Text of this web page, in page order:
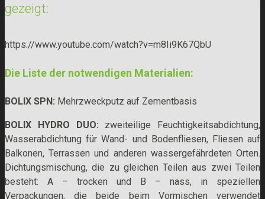
gezeigt:
https://www.youtube.com/watch?v=m8Ii9K67QbU
Die Liste der notwendigen Materialien:
BOLIX SPN: Mehrzweckputz auf Zementbasis
BOLIX HYDRO DUO: zweiteilige Feuchtigkeitsabdichtung,
Wasserabdichtung für Wand- und Bodenfliesen, Fliesen auf
Balkonen, Terrassen und anderen wassergefährdeten Orten.
Dichtungsmischung, die zu gleichen Teilen aus zwei Teilen
besteht: A – trocken und B – nass, in speziellen
Verpackungen, die beide beim Vormischen verwendet